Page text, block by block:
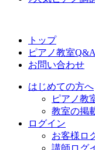
トップ
ピアノ教室Q&A
お問い合わせ
はじめての方へ
ピアノ教
教室の掲
ログイン
お客様ロ